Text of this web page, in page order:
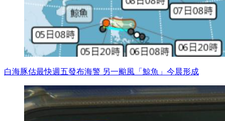
白海豚估最快週五發布海警 另一颱風「鯨魚」今晨形成